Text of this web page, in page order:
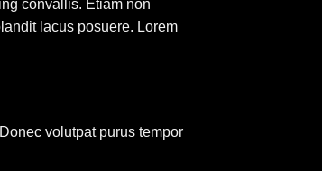
convallis. Etiam non
lacus posuere. Lorem
volutpat purus tempor